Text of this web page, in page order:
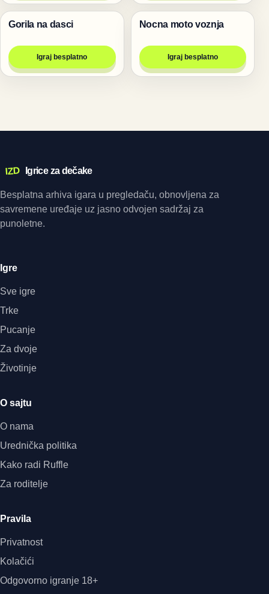
Životinje
Gorila na dasci
Igraj besplatno
Trke
Nocna moto voznja
Igraj besplatno
IZD Igrice za dečake
Besplatna arhiva igara u pregledaču, obnovljena za
savremene uređaje uz jasno odvojen sadržaj za
punoletne.
Igre
Sve igre
Trke
Pucanje
Za dvoje
Životinje
O sajtu
O nama
Urednička politika
Kako radi Ruffle
Za roditelje
Pravila
Privatnost
Kolačići
Odgovorno igranje 18+